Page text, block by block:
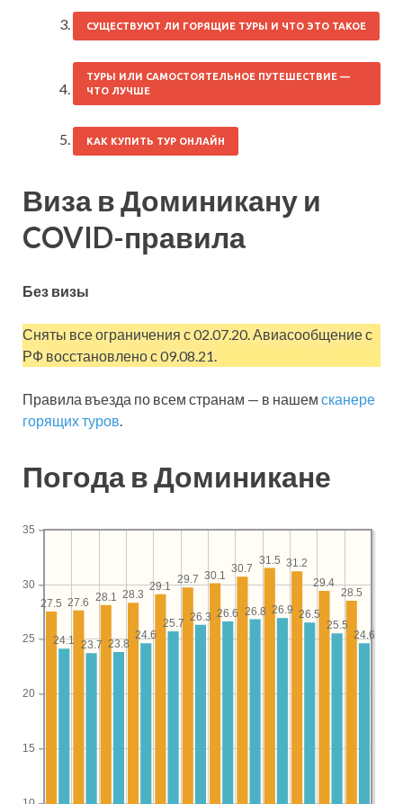
СУЩЕСТВУЮТ ЛИ ГОРЯЩИЕ ТУРЫ И ЧТО ЭТО ТАКОЕ
ТУРЫ ИЛИ САМОСТОЯТЕЛЬНОЕ ПУТЕШЕСТВИЕ —
ЧТО ЛУЧШЕ
КАК КУПИТЬ ТУР ОНЛАЙН
Виза в Доминикану и
COVID-правила
Без визы
Сняты все ограничения с 02.07.20. Авиасообщение с
РФ восстановлено с 09.08.21.
Правила въезда по всем странам — в нашем сканере
горящих туров.
Погода в Доминикане